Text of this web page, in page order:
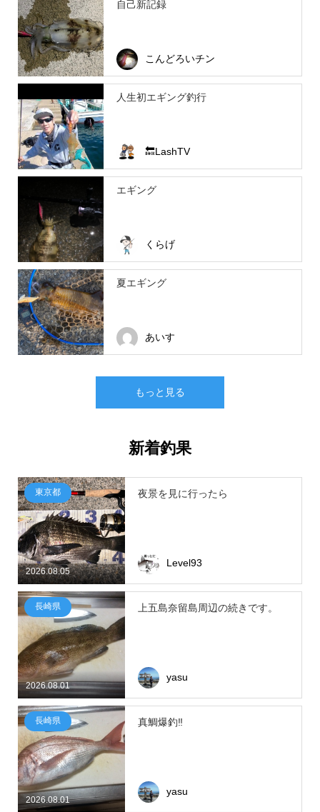
自己新記録
こんどろいチン
人生初エギング釣行
🔙LashTV
エギング
くらげ
夏エギング
あいす
もっと見る
新着釣果
2026.08.05
東京都 夜景を見に行ったら
Level93
2026.08.01
長崎県 上五島奈留島周辺の続きです。
yasu
2026.08.01
長崎県 真鯛爆釣‼
yasu